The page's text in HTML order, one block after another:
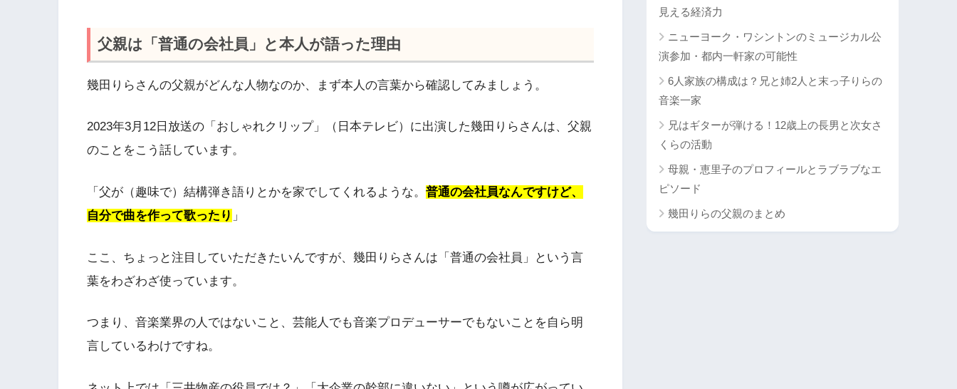
父親は「普通の会社員」と本人が語った理由
幾田りらさんの父親がどんな人物なのか、まず本人の言葉から確認してみましょう。
2023年3月12日放送の「おしゃれクリップ」（日本テレビ）に出演した幾田りらさんは、父親
のことをこう話しています。
「父が（趣味で）結構弾き語りとかを家でしてくれるような。 普通の会社員なんですけど、
自分で曲を作って歌ったり 」
ここ、ちょっと注目していただきたいんですが、幾田りらさんは「普通の会社員」という言
葉をわざわざ使っています。
つまり、音楽業界の人ではないこと、芸能人でも音楽プロデューサーでもないことを自ら明
言しているわけですね。
見える経済力
ニューヨーク・ワシントンのミュージカル公
演参加・都内一軒家の可能性
6人家族の構成は？兄と姉2人と末っ子りらの
音楽一家
兄はギターが弾ける！12歳上の長男と次女さ
くらの活動
母親・恵里子のプロフィールとラブラブなエ
ピソード
幾田りらの父親のまとめ